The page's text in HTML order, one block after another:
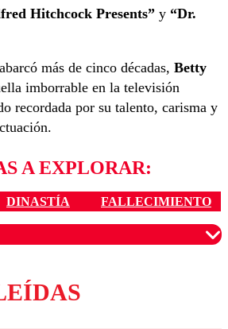
Hitchcock Presents” y “Dr.
más de cinco décadas, Betty
imborrable en la televisión
recordada por su talento, carisma y
A EXPLORAR:
DINASTÍA FALLECIMIENTO
son moderados para garantizar un
diálogo respetuoso.